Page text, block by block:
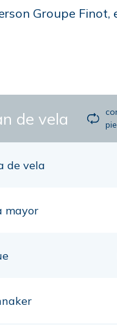
Groupe Finot,
de vela
de vela
mayor